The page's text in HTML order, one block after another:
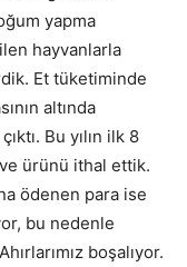
yapma
hayvanlarla
Et tüketiminde
altında
Bu yılın ilk 8
ürünü ithal ettik.
ödenen para ise
bu nedenle
boşalıyor.